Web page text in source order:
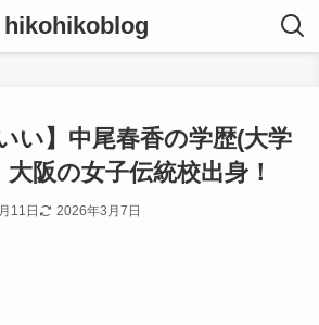
hikohikoblog
い】中尾春香の学歴(大学
大阪の女子伝統校出身！
11日 2026年3月7日